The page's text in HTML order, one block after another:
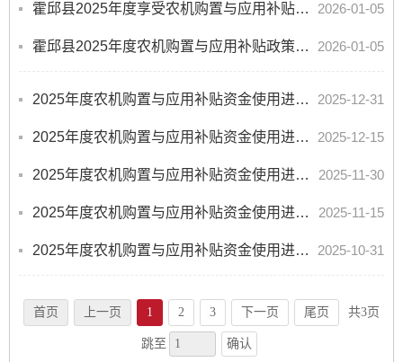
霍邱县2025年度享受农机购置与应用补贴的购机者信息表 2026-01-05
霍邱县2025年度农机购置与应用补贴政策落实情况公告 2026-01-05
2025年度农机购置与应用补贴资金使用进度（12.31） 2025-12-31
2025年度农机购置与应用补贴资金使用进度（12.15） 2025-12-15
2025年度农机购置与应用补贴资金使用进度（11.30） 2025-11-30
2025年度农机购置与应用补贴资金使用进度（11.15） 2025-11-15
2025年度农机购置与应用补贴资金使用进度（10.31） 2025-10-31
首页 上一页 1 2 3 下一页 尾页 共3页
跳至 确认